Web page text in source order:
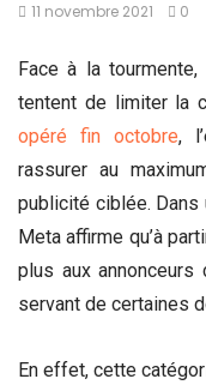
11 novembre 2021 0
Face à la
tentent de limiter la
opéré fin octobre,
rassurer au
publicité ciblée.
Meta affirme qu’à
plus aux
servant de certaines
En effet, cette